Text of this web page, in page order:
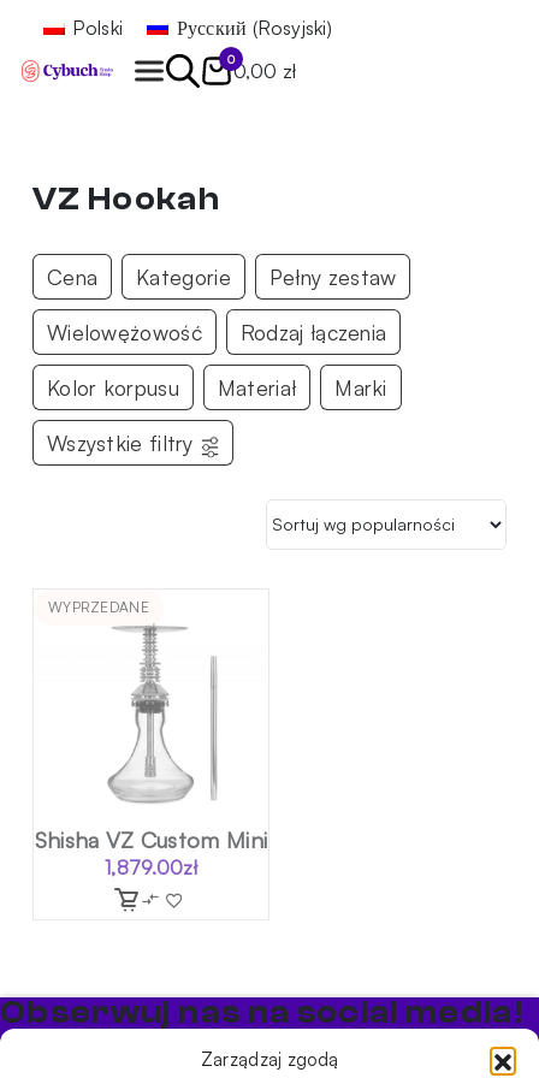
Zarządzaj zgodą
Polski Русский (Rosyjski)
0
0,00 zł
VZ Hookah
Cena Kategorie Pełny zestaw
Wielowężowość Rodzaj łączenia
Kolor korpusu Materiał Marki
Wszystkie filtry
WYPRZEDANE
Shisha VZ Custom Mini
1,879.00zł
Obserwuj nas na social media!
Bądź na bieżąco z promocjami i nowościami w sklepie